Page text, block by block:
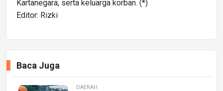
Kartanegara, serta keluarga korban. (*)
Editor: Rizki
Baca Juga
DAERAH